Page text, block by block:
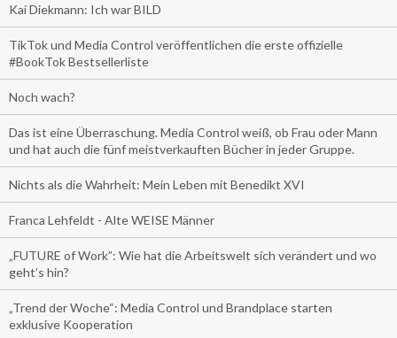
Kai Diekmann: Ich war BILD
TikTok und Media Control veröffentlichen die erste offizielle
#BookTok Bestsellerliste
Noch wach?
Das ist eine Überraschung. Media Control weiß, ob Frau oder Mann
und hat auch die fünf meistverkauften Bücher in jeder Gruppe.
Nichts als die Wahrheit: Mein Leben mit Benedikt XVI
Franca Lehfeldt - Alte WEISE Männer
„FUTURE of Work”: Wie hat die Arbeitswelt sich verändert und wo
geht’s hin?
„Trend der Woche“: Media Control und Brandplace starten
exklusive Kooperation